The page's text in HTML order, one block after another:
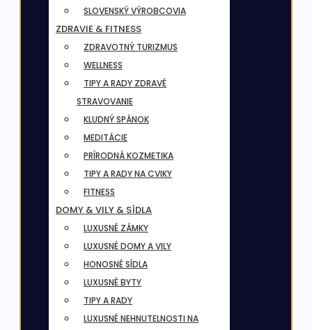
SLOVENSKÝ VÝROBCOVIA
ZDRAVIE & FITNESS
ZDRAVOTNÝ TURIZMUS
WELLNESS
TIPY A RADY ZDRAVÉ
STRAVOVANIE
KLUDNÝ SPÁNOK
MEDITÁCIE
PRÍRODNÁ KOZMETIKA
TIPY A RADY NA CVIKY
FITNESS
DOMY & VILY & SÍDLA
LUXUSNÉ ZÁMKY
LUXUSNÉ DOMY A VILY
HONOSNÉ SÍDLA
LUXUSNÉ BYTY
TIPY A RADY
LUXUSNÉ NEHNUTELNOSTI NA